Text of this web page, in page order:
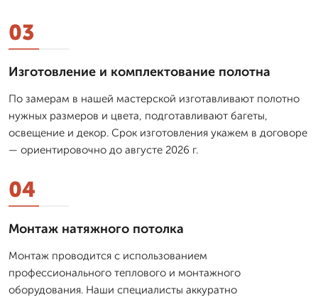
03
Изготовление и комплектование полотна
По замерам в нашей мастерской изготавливают полотно
нужных размеров и цвета, подготавливают багеты,
освещение и декор. Срок изготовления укажем в договоре
— ориентировочно до августе 2026 г.
04
Монтаж натяжного потолка
Монтаж проводится с использованием
профессионального теплового и монтажного
оборудования. Наши специалисты аккуратно